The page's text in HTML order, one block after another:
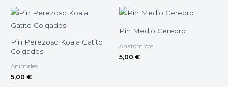
Pin Perezoso Koala Gatito
Colgados
Animales
5,00 €
Pin Medio Cerebro
Anatómicos
5,00 €